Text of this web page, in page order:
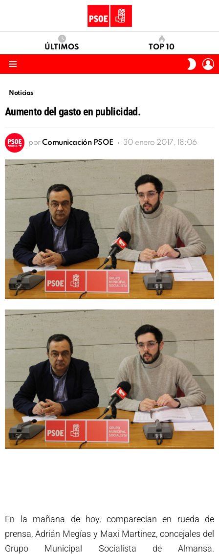
ÚLTIMOS TOP 10
SKIN
Noticias
Aumento del gasto en publicidad.
por Comunicación PSOE 30 enero 2017, 18:06
En la mañana de hoy, comparecían en rueda de
prensa, Adrián Megías y Maxi Martinez, concejales del
Grupo Municipal Socialista de Almansa.